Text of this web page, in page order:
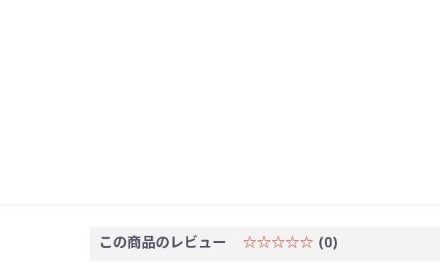
この商品のレビュー ☆☆☆☆☆ (0)